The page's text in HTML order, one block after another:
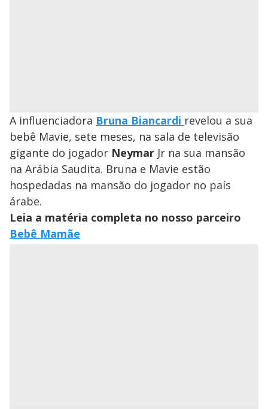
A influenciadora Bruna Biancardi revelou a sua
bebê Mavie, sete meses, na sala de televisão
gigante do jogador Neymar Jr na sua mansão
na Arábia Saudita. Bruna e Mavie estão
hospedadas na mansão do jogador no país
árabe.
Leia a matéria completa no nosso parceiro
Bebê Mamãe